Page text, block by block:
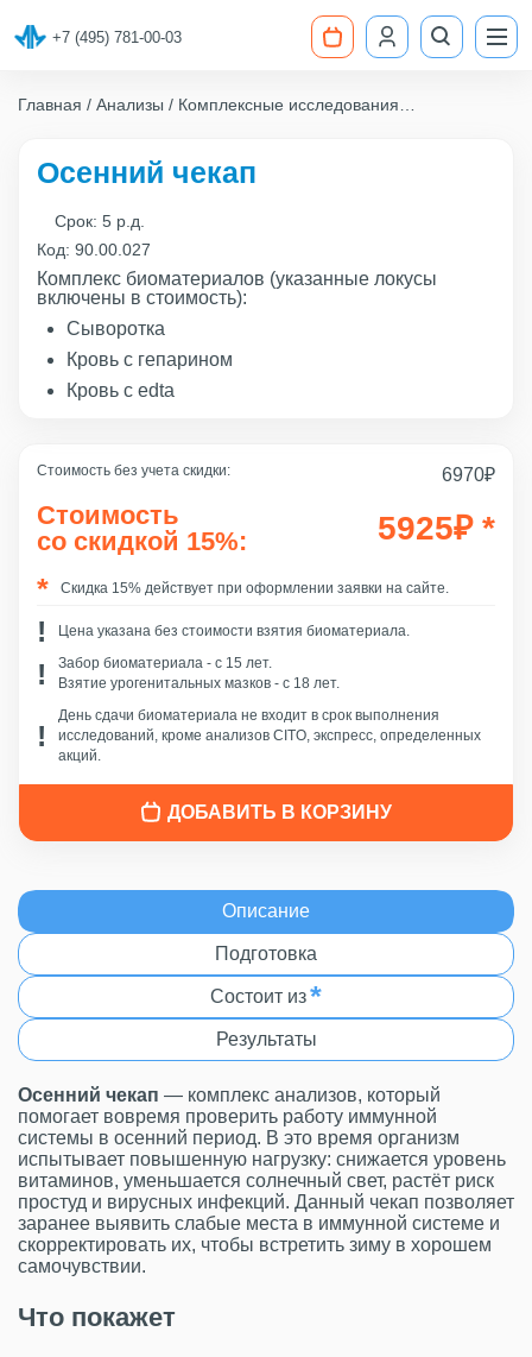
+7 (495) 781-00-03
Главная Анализы
Комплексные исследования
Стоимость без учета скидки: 6970₽
Стоимость
со скидкой 15%:
5925₽ *
Скидка 15% действует при оформлении заявки на сайте.
Цена указана без стоимости взятия биоматериала.
Забор биоматериала - c 15 лет.
Взятие урогенитальных мазков - с 18 лет.
День сдачи биоматериала не входит в срок выполнения
исследований, кроме анализов CITO, экспресс, определенных
акций.
ДОБАВИТЬ В КОРЗИНУ
Осенний чекап
Срок: 5 р.д.
Код: 90.00.027
Комплекс биоматериалов (указанные локусы
включены в стоимость):
Сыворотка
Кровь с гепарином
Кровь с edta
Описание
Подготовка
Состоит из*
Результаты
Осенний чекап — комплекс анализов, который
помогает вовремя проверить работу иммунной
системы в осенний период. В это время организм
испытывает повышенную нагрузку: снижается уровень
витаминов, уменьшается солнечный свет, растёт риск
простуд и вирусных инфекций. Данный чекап позволяет
заранее выявить слабые места в иммунной системе и
скорректировать их, чтобы встретить зиму в хорошем
самочувствии.
Что покажет